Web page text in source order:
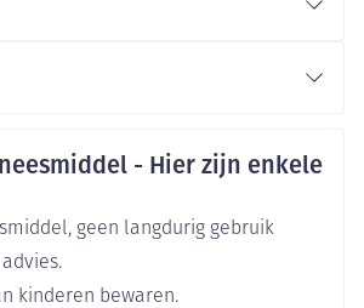
mg tijdens de 1ste week
10 mg /dag.
individuele respons, de dosis
of verhogen tot max. 20 mg /dag
Eurogenerics (EG)
- Hier zijn enkele
geen langdurig gebruik
kinderen bewaren.